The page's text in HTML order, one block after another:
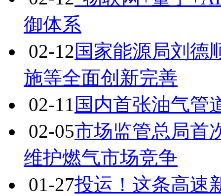
御体系
02-12国家能源局刘德
施等全面创新完善
02-11 国内首张油气管
02-05市场监管总局首
维护燃气市场竞争
01-27投运！这条高速